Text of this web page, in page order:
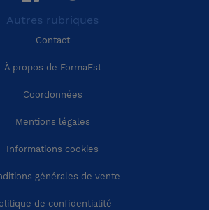
Région Pays-de-la-Loire
Région Occitanie
Auvergne-Rhône-Alpes
Calvados (14)
Cantal (15)
Charente-Maritime (17)
Autres rubriques
Contact
À propos de FormaEst
Coordonnées
Mentions légales
Informations cookies
générales de vente
de confidentialité